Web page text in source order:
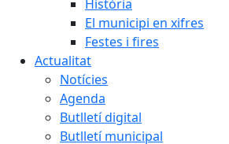
Història
El municipi en xifres
Festes i fires
Actualitat
Notícies
Agenda
Butlletí digital
Butlletí municipal